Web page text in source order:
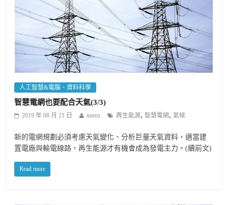
人工智慧&電腦、資料科學
智慧電網也要配合天氣(3/3)
2019 年 08 月 21 日 intern 再生能源,智慧電網 ,氣候
新的電網規劃必須考慮天氣變化、分析巨量天氣資料，適當建
置電廠與輸電線路，再生能源才有機會成為發電主力。(續前文)
Read more